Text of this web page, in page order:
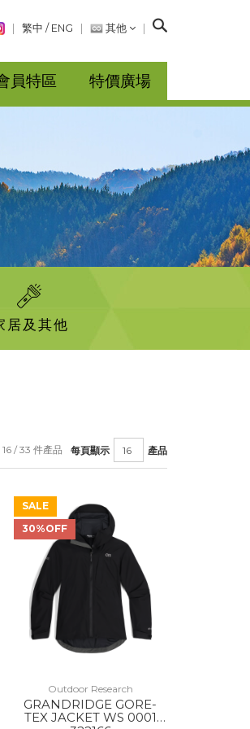
繁中 / ENG 其他
搜
員特區 特價廣場
居及其他
每頁顯示 產品
16 / 33 件產品
SALE
30%OFF
Outdoor Research
GRANDRIDGE GORE-
TEX JACKET WS 0001